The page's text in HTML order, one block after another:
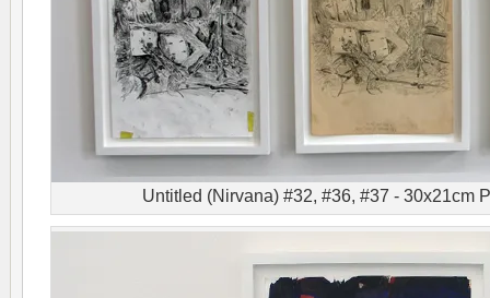
Untitled (Nirvana) #32, #36, #37 - 30x21cm